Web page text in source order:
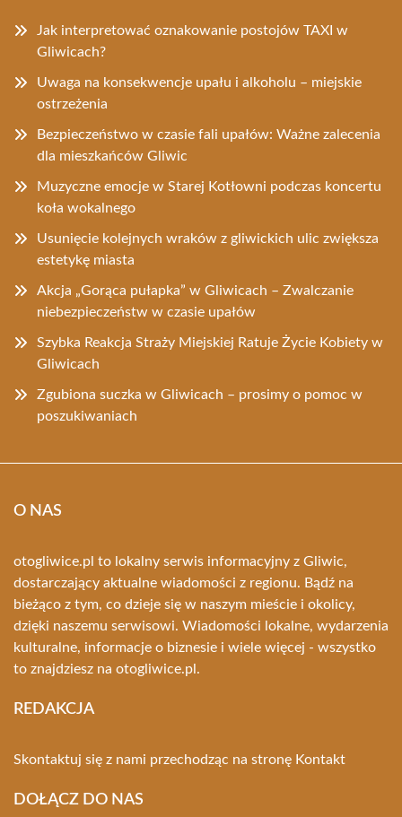
Jak interpretować oznakowanie postojów TAXI w
Gliwicach?
Uwaga na konsekwencje upału i alkoholu – miejskie
ostrzeżenia
Bezpieczeństwo w czasie fali upałów: Ważne zalecenia
dla mieszkańców Gliwic
Muzyczne emocje w Starej Kotłowni podczas koncertu
koła wokalnego
Usunięcie kolejnych wraków z gliwickich ulic zwiększa
estetykę miasta
Akcja „Gorąca pułapka” w Gliwicach – Zwalczanie
niebezpieczeństw w czasie upałów
Szybka Reakcja Straży Miejskiej Ratuje Życie Kobiety w
Gliwicach
Zgubiona suczka w Gliwicach – prosimy o pomoc w
poszukiwaniach
O NAS
otogliwice.pl to lokalny serwis informacyjny z Gliwic,
dostarczający aktualne wiadomości z regionu. Bądź na
bieżąco z tym, co dzieje się w naszym mieście i okolicy,
dzięki naszemu serwisowi. Wiadomości lokalne, wydarzenia
kulturalne, informacje o biznesie i wiele więcej - wszystko
to znajdziesz na otogliwice.pl.
REDAKCJA
Skontaktuj się z nami przechodząc na stronę Kontakt
DOŁĄCZ DO NAS